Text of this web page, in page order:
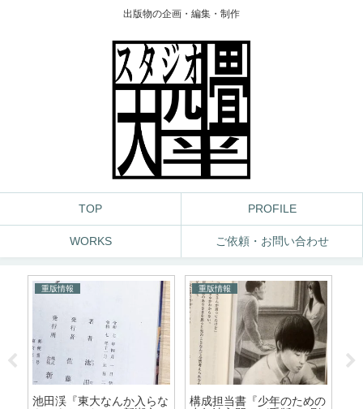
出版物の企画・編集・制作
TOP PROFILE
WORKS ご依頼・お問い合わせ
重版情報
池田渓『東大なんか入らな
重版情報
構成担当書『少年のための